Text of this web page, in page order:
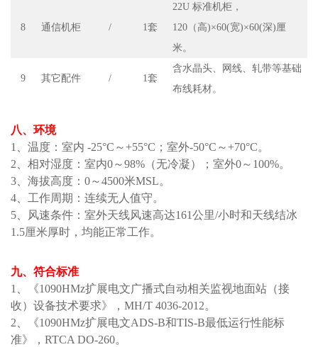
8 通信机柜 / 1套
22U 标准机柜 ，
120 （ 高)×60(宽)×60(深)厘
米。
9 其它配件 / 1套
含水晶头、网线、轧带等基础
布线耗材。
八、 环境
1、 温度：室内 -25°C ～+55°C ； 室外-50°C ～+70°C。
2、 相对湿度：室内0～98% （无冷凝）；室外0～ 100%。
3、 海拔高度： 0～4500米MSL。
4、 工作周期：连续无人值守。
5、
风速条件：室外天线风速高达161公里/小时和天线结冰
1.5厘米厚时，均能正常工作。
九、 符合标准
1、《1090HMz扩展电文广播式自动相关监视地面站（接
收）设备技术要求》， MH/T 4036-2012。
2、《1090HMz扩展电文ADS-B和TIS-B最低运行性能标
准》 ， RTCA DO-260。